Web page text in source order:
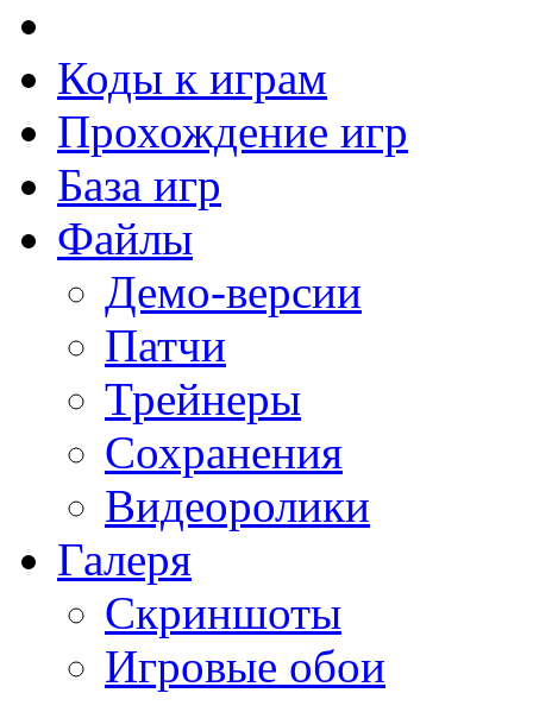
Коды к играм
Прохождение игр
База игр
Файлы
Демо-версии
Патчи
Трейнеры
Сохранения
Видеоролики
Галеря
Скриншоты
Игровые обои